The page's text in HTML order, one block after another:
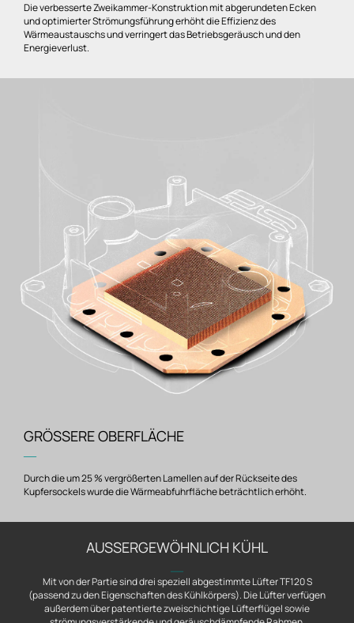
Die verbesserte Zweikammer-Konstruktion mit abgerundeten Ecken
und optimierter Strömungsführung erhöht die Effizienz des
Wärmeaustauschs und verringert das Betriebsgeräusch und den
Energieverlust.
GRÖSSERE OBERFLÄCHE
―
Durch die um 25 % vergrößerten Lamellen auf der Rückseite des
Kupfersockels wurde die Wärmeabfuhrfläche beträchtlich erhöht.
AUSSERGEWÖHNLICH KÜHL
Mit von der Partie sind drei speziell abgestimmte Lüfter TF120 S
(passend zu den Eigenschaften des Kühlkörpers). Die Lüfter verfügen
außerdem über patentierte zweischichtige Lüfterflügel sowie